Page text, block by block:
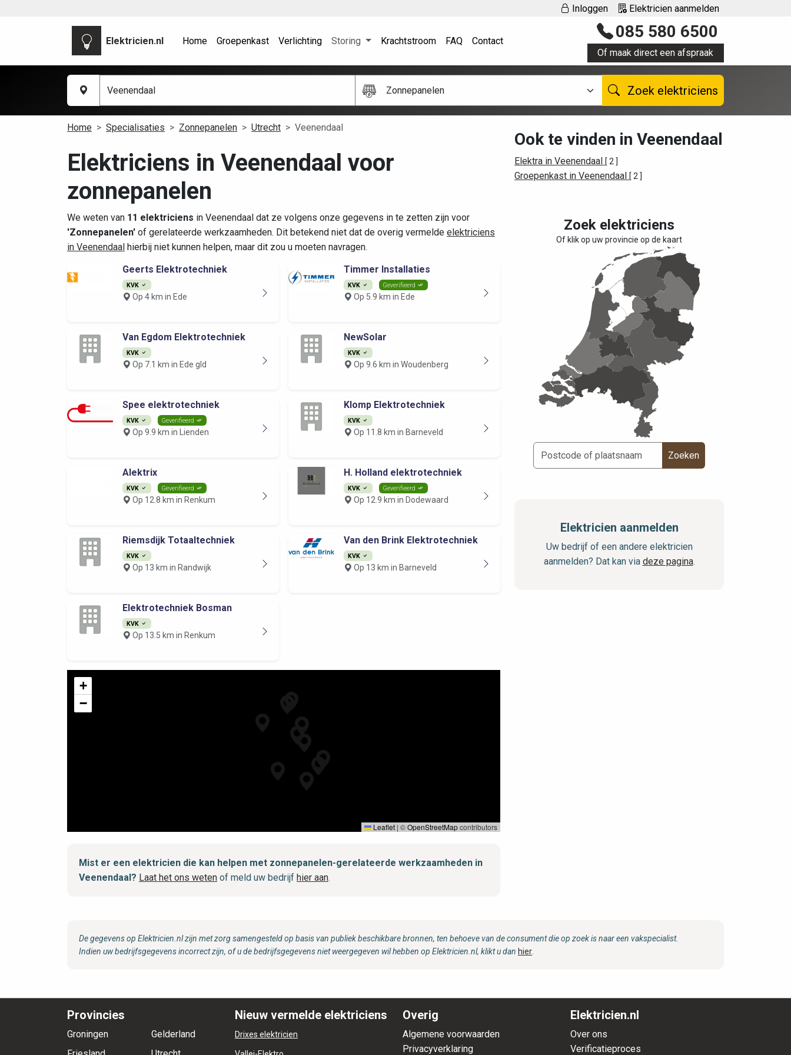
Inloggen Elektricien aanmelden
Elektricien.nl Home Groepenkast Verlichting Storing Krachtstroom FAQ Contact 085 580 6500
Of maak direct een afspraak
Zonnepanelen Zoek elektriciens
Home Specialisaties Zonnepanelen Utrecht Veenendaal
Elektriciens in Veenendaal voor
zonnepanelen
We weten van 11 elektriciens in Veenendaal dat ze volgens onze gegevens in te zetten zijn voor
'Zonnepanelen' of gerelateerde werkzaamheden. Dit betekend niet dat de overig vermelde elektriciens
in Veenendaal hierbij niet kunnen helpen, maar dit zou u moeten navragen.
Geerts Elektrotechniek
KVK
Op 4 km in Ede
Timmer Installaties
KVK Geverifieerd
Op 5.9 km in Ede
Van Egdom Elektrotechniek
KVK
Op 7.1 km in Ede gld
NewSolar
KVK
Op 9.6 km in Woudenberg
Spee elektrotechniek
KVK Geverifieerd
Op 9.9 km in Lienden
Klomp Elektrotechniek
KVK
Op 11.8 km in Barneveld
Alektrix
KVK Geverifieerd
Op 12.8 km in Renkum
H. Holland elektrotechniek
KVK Geverifieerd
Op 12.9 km in Dodewaard
Riemsdijk Totaaltechniek
KVK
Op 13 km in Randwijk
Van den Brink Elektrotechniek
KVK
Op 13 km in Barneveld
Elektrotechniek Bosman
KVK
Op 13.5 km in Renkum
+
−
Leaflet | ©OpenStreetMapcontributors
Mist er een elektricien die kan helpen met zonnepanelen-gerelateerde werkzaamheden in
Veenendaal? Laat het ons weten of meld uw bedrijf hier aan.
Ook te vinden in Veenendaal
Elektra in Veenendaal [ 2 ]
Groepenkast in Veenendaal [ 2 ]
Zoek elektriciens
Of klik op uw provincie op de kaart
Zoeken
Elektricien aanmelden
Uw bedrijf of een andere elektricien
aanmelden? Dat kan via deze pagina.
De gegevens op Elektricien.nl zijn met zorg samengesteld op basis van publiek beschikbare bronnen, ten behoeve van de consument die op zoek is naar een vakspecialist.
Indien uw bedrijfsgegevens incorrect zijn, of u de bedrijfsgegevens niet weergegeven wil hebben op Elektricien.nl, klikt u dan hier
Provincies
Groningen
Gelderland
Nieuw vermelde elektriciens
Drixes elektricien
Overig
Algemene voorwaarden
Privacyverklaring
Elektricien.nl
Over ons
Verificatieproces